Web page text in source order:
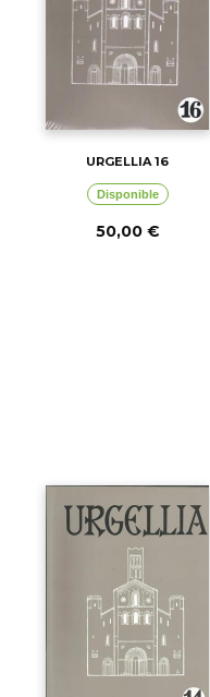
URGELLIA 16
Disponible
50,00 €